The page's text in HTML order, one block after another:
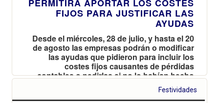
PERMITIRÁ APORTAR LOS COSTES
FIJOS PARA JUSTIFICAR LAS
AYUDAS
Desde el miércoles, 28 de julio, y hasta el 20
de agosto las empresas podrán o modificar
las ayudas que pidieron para incluir los
costes fijos causantes de pérdidas
contables o pedirlas si no lo habían hecho
en la primera convocatoria
Festividades